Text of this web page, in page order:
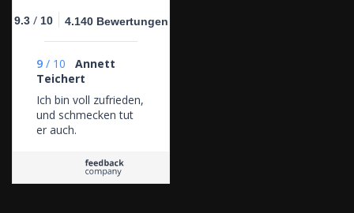
9.3 / 10 4.140 Bewertungen
9 / 10
Annett
Teichert
Ich bin voll zufrieden,
und schmecken tut
er auch.